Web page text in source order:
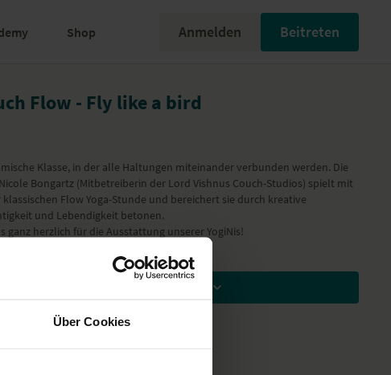
Über Cookies
Shop Anmelden Beitreten
Flow - Fly like a bird
Klasse, in der alle Haltungen miteinander verbunden werden. Die
Bongartz (Mitbetreiberin der Lord Vishnus Couch-Studios) spielt mit
Flow Yoga-Stunde und bereichert sie durch kreative
und Lebendigkeit betonen.
ganz herzlich für die Ausstattung unserer YogiNis!